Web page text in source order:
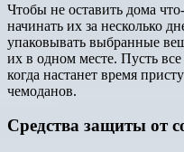
Чтобы не оставить дома
начинать их за несколько
упаковывать выбранные
их в одном месте. Пусть все
когда настанет время
чемоданов.
Средства защиты от